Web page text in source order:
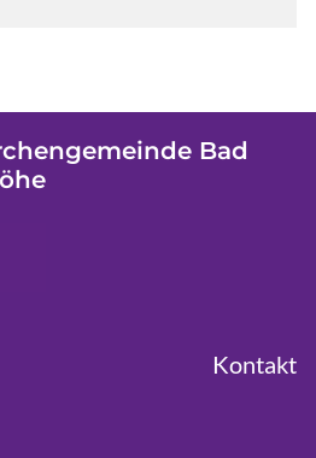
Bad
Kontakt